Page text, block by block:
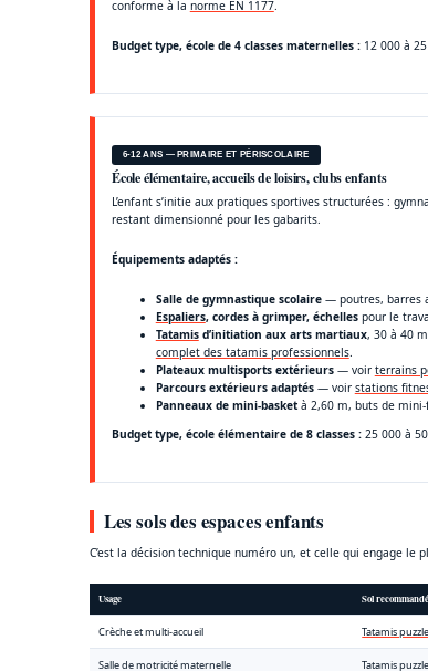
conforme à la norme EN 1177.
Budget type, école de 4 classes maternelles :12 000 à 25
6-12 ANS — PRIMAIRE ET PÉRISCOLAIRE
École élémentaire, accueils de loisirs, clubs enfants
L’enfant s’initie aux pratiques sportives structurées :
restant dimensionné pour les gabarits.
Équipements adaptés :
Salle de gymnastique scolaire— poutres, barres
Espaliers, cordes à grimper, échellespour le
Tatamisd’initiation aux arts martiaux, 30 à 40
complet des tatamis professionnels.
Plateaux multisports extérieurs— voir terrains
Parcours extérieurs adaptés— voir stations
Panneaux de mini-basketà 2,60 m, buts de
Budget type, école élémentaire de 8 classes :25 000 à
Les sols des espaces enfants
C’est la décision technique numéro un, et celle qui engage le
Usage Sol recommandé
Crèche et multi-accueil Tatamis
Salle de motricité maternelle Tatamis